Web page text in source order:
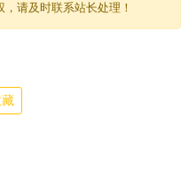
请及时联系站长处理！